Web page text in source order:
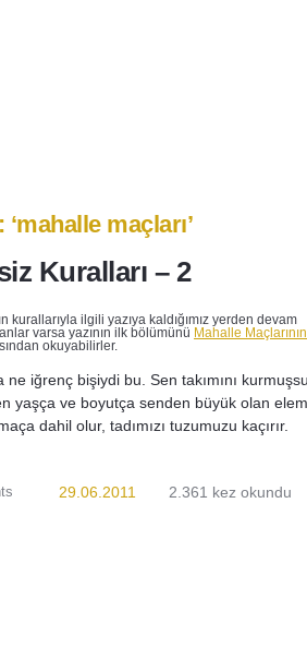
maçları’
Kuralları – 2
kurallarıyla ilgili yazıya kaldığımız yerden devam
varsa yazının ilk bölümünü Mahalle
okuyabilirler.
ne iğrenç bişiydi bu. Sen takımını
yaşça ve boyutça senden büyük olan
dahil olur, tadımızı tuzumuzu kaçırır.
29.06.2011 2.361 kez okundu